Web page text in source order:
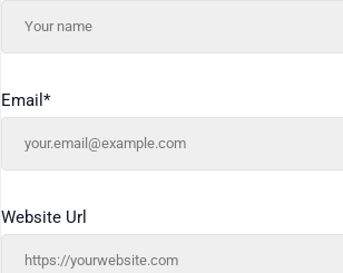
Email *
Website Url